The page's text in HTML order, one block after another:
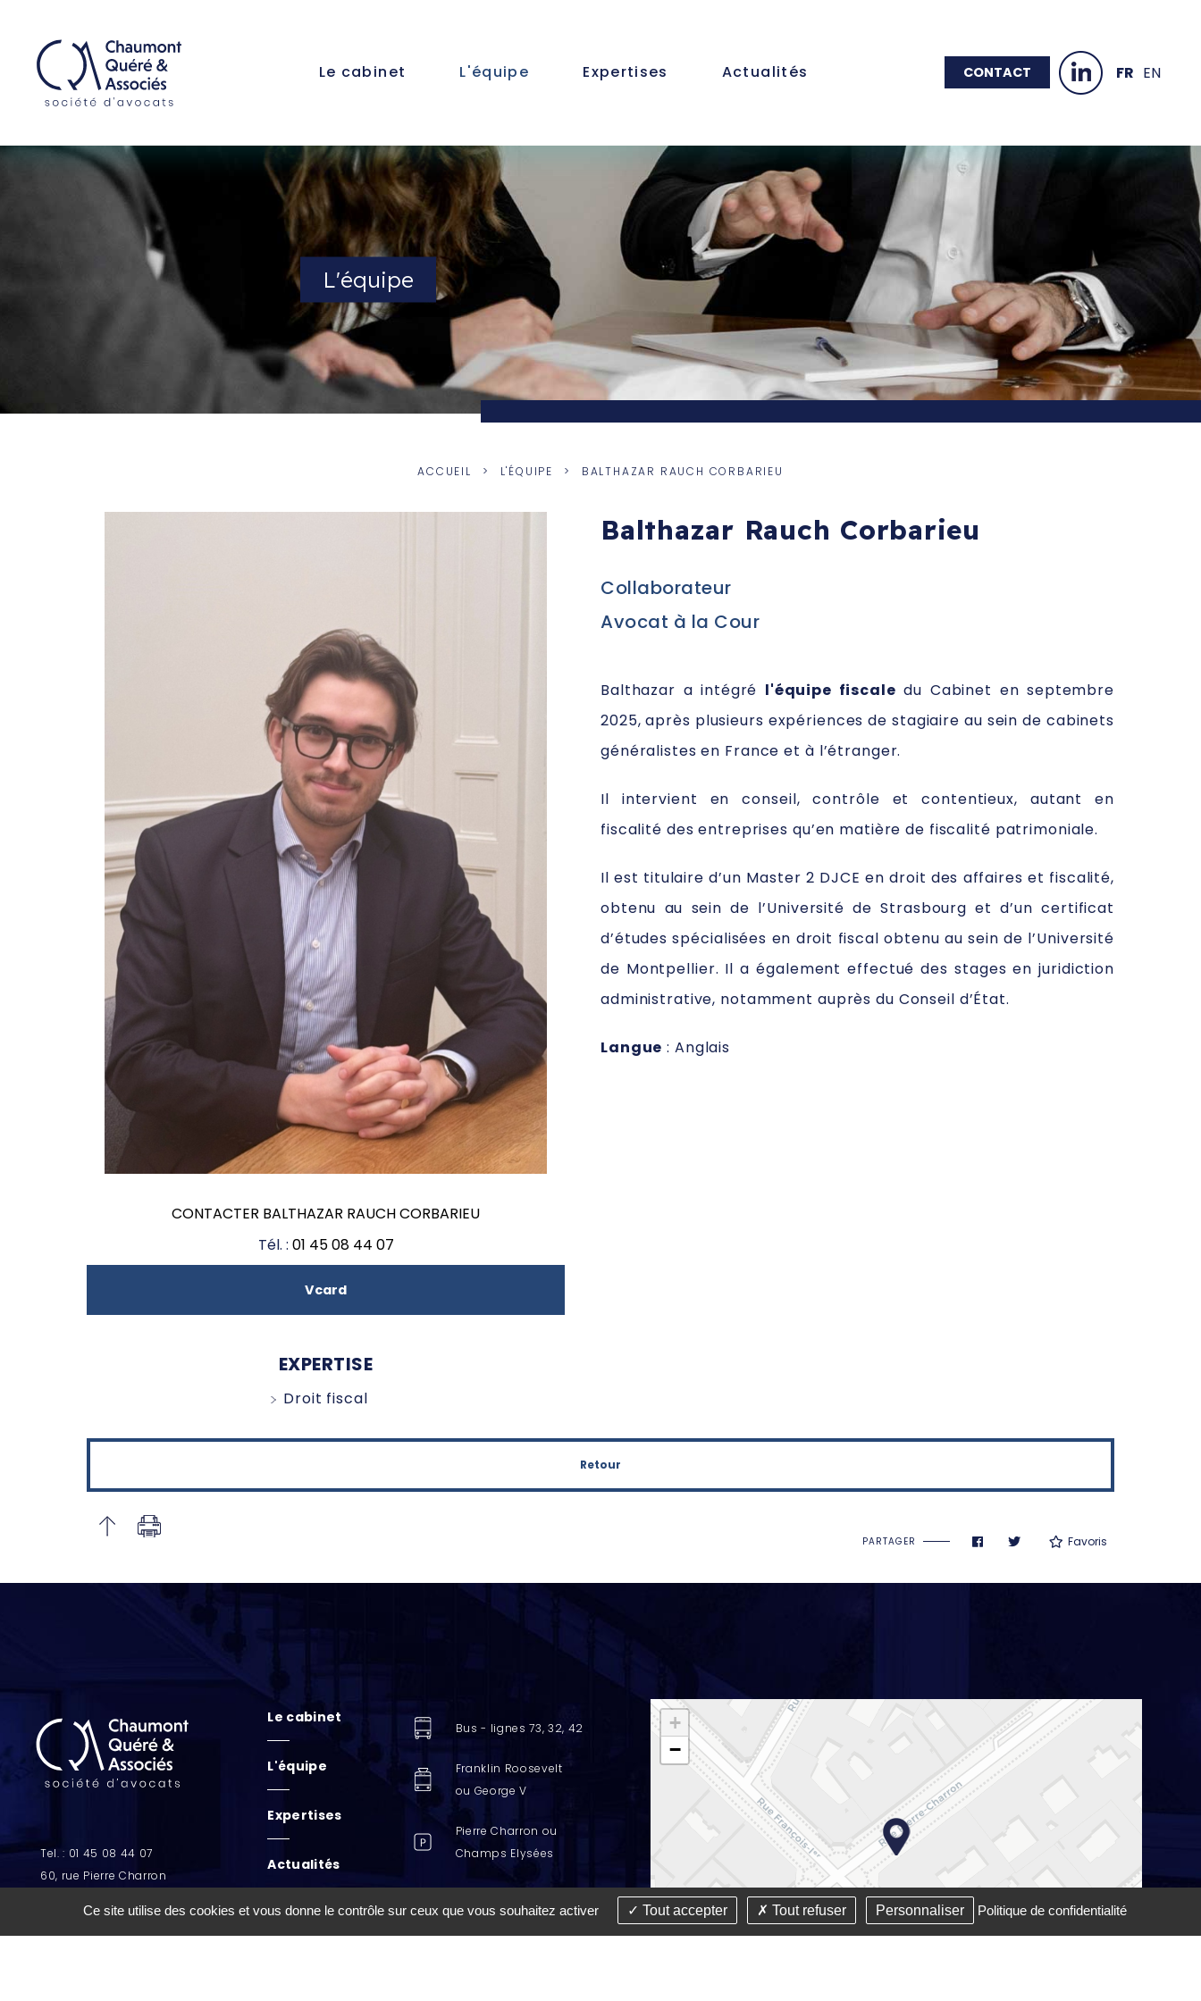
Le cabinet L'équipe Expertises Actualités CONTACT FR EN
L'équipe
ACCUEIL L'ÉQUIPE BALTHAZAR RAUCH CORBARIEU
CONTACTER BALTHAZAR RAUCH CORBARIEU
Tél. : 01 45 08 44 07
Vcard
EXPERTISE
Droit fiscal
Balthazar Rauch Corbarieu
Collaborateur
Avocat à la Cour
Balthazar a intégré l'équipe fiscale du Cabinet en septembre
2025, après plusieurs expériences de stagiaire au sein de cabinets
généralistes en France et à l’étranger.
Il intervient en conseil, contrôle et contentieux, autant en
fiscalité des entreprises qu’en matière de fiscalité patrimoniale.
Il est titulaire d’un Master 2 DJCE en droit des affaires et fiscalité,
obtenu au sein de l’Université de Strasbourg et d’un certificat
d’études spécialisées en droit fiscal obtenu au sein de l’Université
de Montpellier. Il a également effectué des stages en juridiction
administrative, notamment auprès du Conseil d’État.
Langue : Anglais
Retour
PARTAGER Favoris
Tel. : 01 45 08 44 07
60, rue Pierre Charron
cabinet@cq-
Le cabinet
L'équipe
Expertises
Actualités
Bus - lignes 73, 32, 42
Franklin Roosevelt
ou George V
Pierre Charron ou
Champs Elysées
Pierre Charron
Champs-Elysées
+
−
Ce site utilise des cookies et vous donne le contrôle sur ceux que vous souhaitez activer Tout accepter Tout refuser Personnaliser Politique de confidentialité